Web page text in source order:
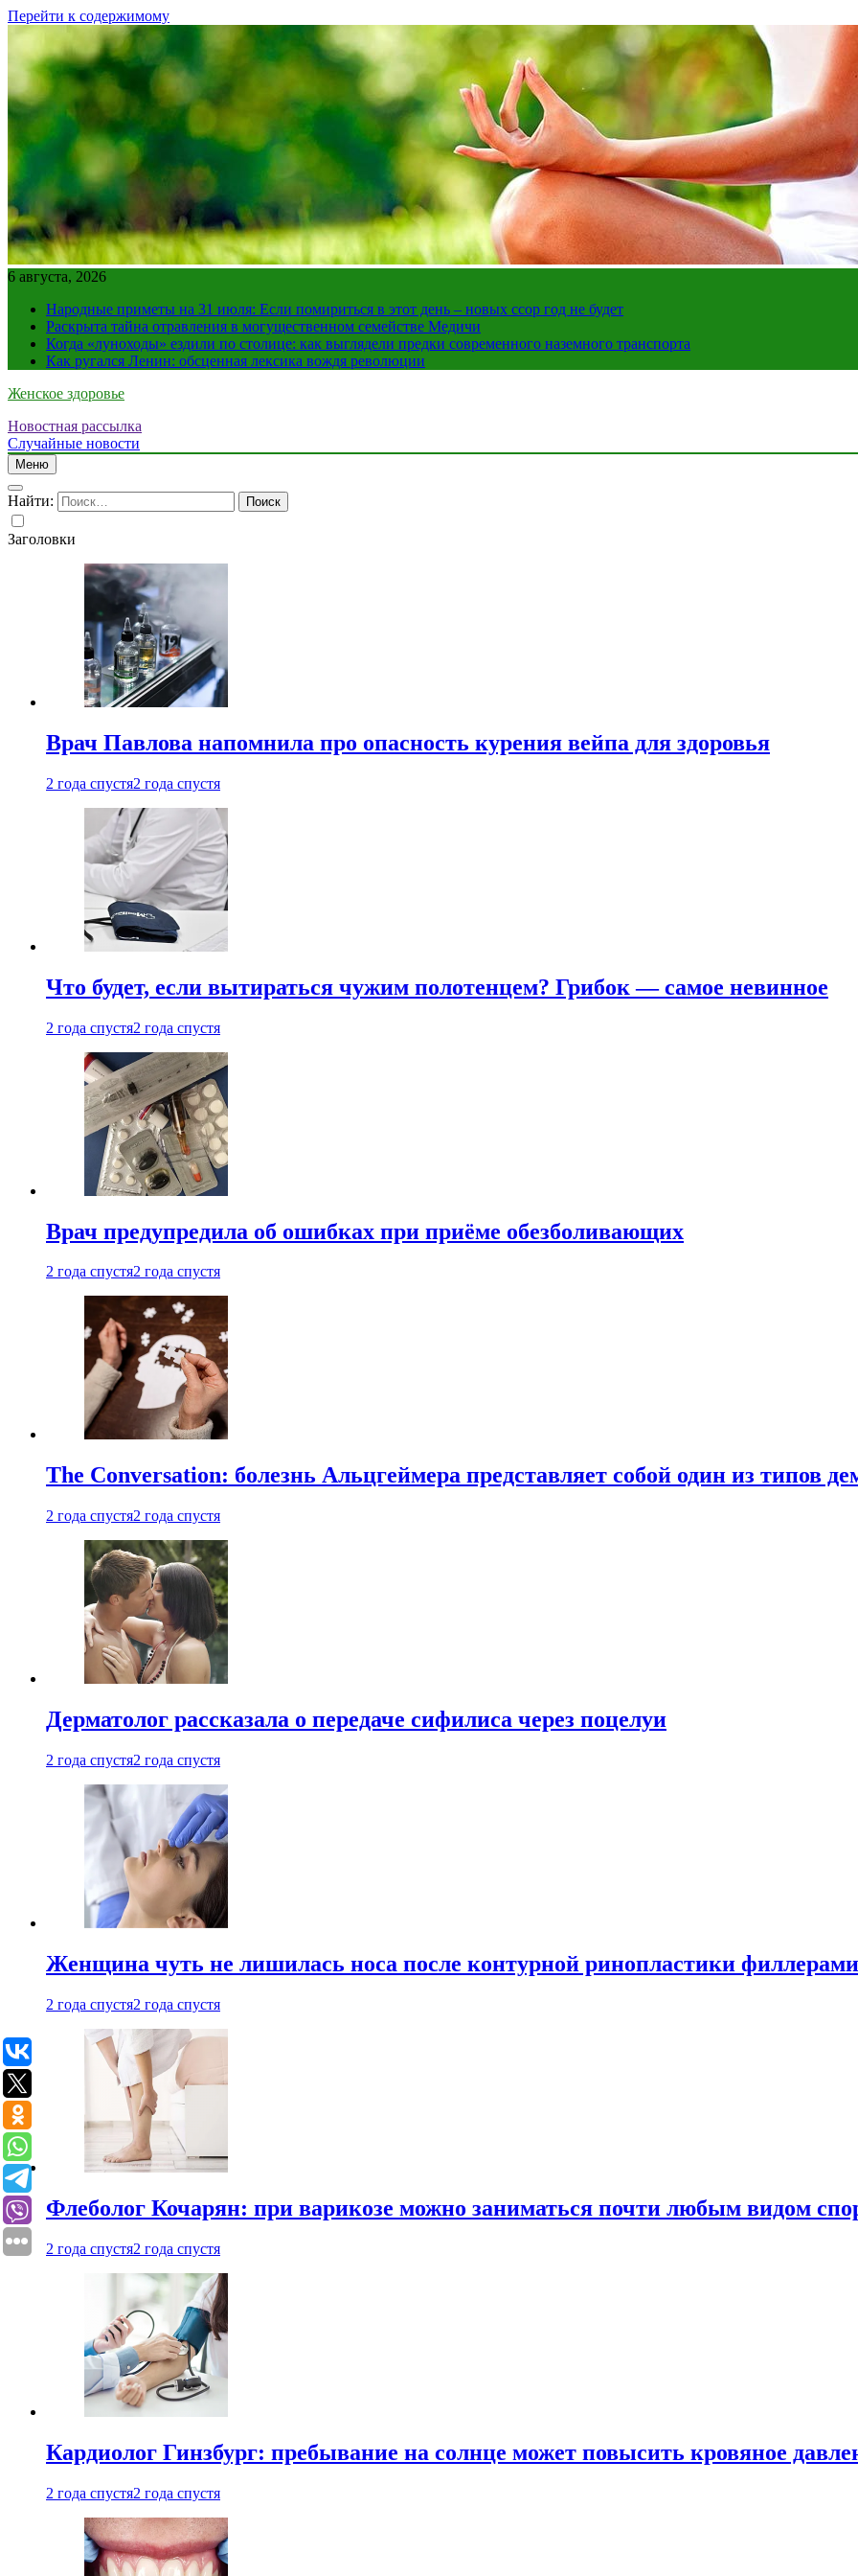
Перейти к содержимому
6 августа, 2026
Народные приметы на 31 июля: Если помириться в этот день – новых ссор год не будет
Раскрыта тайна отравления в могущественном семействе Медичи
Когда «луноходы» ездили по столице: как выглядели предки современного наземного транспорта
Как ругался Ленин: обсценная лексика вождя революции
Женское здоровье
Новостная рассылка
Случайные новости
Меню
Найти:
Заголовки
Врач Павлова напомнила про опасность курения вейпа для здоровья
2 года спустя2 года спустя
Что будет, если вытираться чужим полотенцем? Грибок — самое невинное
2 года спустя2 года спустя
Врач предупредила об ошибках при приëме обезболивающих
2 года спустя2 года спустя
The Conversation: болезнь Альцгеймера представляет собой один из типов
2 года спустя2 года спустя
Дерматолог рассказала о передаче сифилиса через поцелуи
2 года спустя2 года спустя
Женщина чуть не лишилась носа после контурной ринопластики филлерами
2 года спустя2 года спустя
Флеболог Кочарян: при варикозе можно заниматься почти любым видом
2 года спустя2 года спустя
Кардиолог Гинзбург: пребывание на солнце может повысить кровяное
2 года спустя2 года спустя